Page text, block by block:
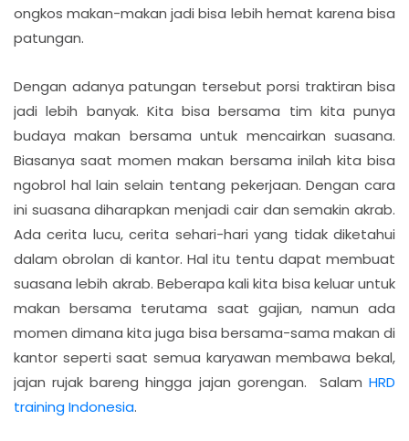
ongkos makan-makan jadi bisa lebih hemat karena bisa
patungan.
Dengan adanya patungan tersebut porsi traktiran bisa
jadi lebih banyak. Kita bisa bersama tim kita punya
budaya makan bersama untuk mencairkan suasana.
Biasanya saat momen makan bersama inilah kita bisa
ngobrol hal lain selain tentang pekerjaan. Dengan cara
ini suasana diharapkan menjadi cair dan semakin akrab.
Ada cerita lucu, cerita sehari-hari yang tidak diketahui
dalam obrolan di kantor. Hal itu tentu dapat membuat
suasana lebih akrab. Beberapa kali kita bisa keluar untuk
makan bersama terutama saat gajian, namun ada
momen dimana kita juga bisa bersama-sama makan di
kantor seperti saat semua karyawan membawa bekal,
jajan rujak bareng hingga jajan gorengan. Salam HRD
training Indonesia.